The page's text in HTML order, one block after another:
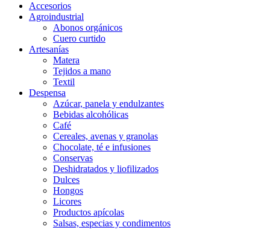
Accesorios
Agroindustrial
Abonos orgánicos
Cuero curtido
Artesanías
Matera
Tejidos a mano
Textil
Despensa
Azúcar, panela y endulzantes
Bebidas alcohólicas
Café
Cereales, avenas y granolas
Chocolate, té e infusiones
Conservas
Deshidratados y liofilizados
Dulces
Hongos
Licores
Productos apícolas
Salsas, especias y condimentos